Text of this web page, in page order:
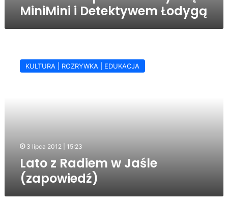
MiniMini i Detektywem Łodygą
RadiemKULTURA | ROZRYWKA | EDUKACJA
3 lipca 2012 | 15:23
Lato z Radiem w Jaśle
(zapowiedź)